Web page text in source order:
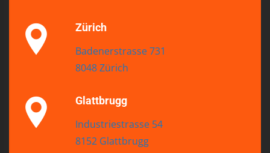
Zürich
Badenerstrasse 731
8048 Zürich
Glattbrugg
Industriestrasse 54
8152 Glattbrugg